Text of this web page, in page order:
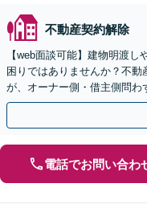
不動産契約解除
【web面談可能】建物明渡
困りではありませんか？不
が、オーナー側・借主側問わ
チェック等、専門的な知見で
電話でお問い合わ